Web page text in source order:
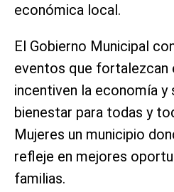
económica local.
El Gobierno Municipal
eventos que fortalezcan
incentiven la economía y
bienestar para todas y
Mujeres un municipio
refleje en mejores
familias.